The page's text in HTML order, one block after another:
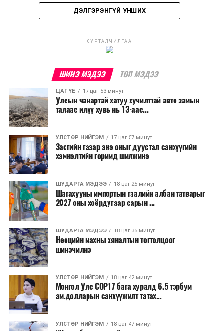
нутгийн өмнөд хэсгээр 34-39 хэм, бусад нутгаар 27-
32 хэм дулаан байна.
УЛААНБААТАР ХОТ ОРЧМООР:
үүлтэй. Бороо орохгүй. Салхи баруун
хойноос секундэд 4-9 метр. 27-29 хэм
дулаан байна.
БАГАНУУР ОРЧМООР:Багавтар үүлтэй.
Бороо орохгүй. Салхи баруун хойноос
секундэд 4-9 метр. 25-27 хэм дулаан
байна.
ТЭРЭЛЖ ОРЧМООР:Багавтар үүлтэй.
Бороо орохгүй. Салхи баруун хойноос
секундэд 4-9 метр. 25-27 хэм дулаан
байна.
2026 оны наймдугаар сарын 07-ноос
2026 оны наймдугаар сарын 11-нийг хүртэлх
цаг агаарын урьдчилсан төлөв
Наймдугаар сарын 7-нд баруун болон төвийн
аймгуудын нутгийн хойд хэсгээр, 8-нд баруун
аймгуудын нутгийн хойд хэсэг, төвийн
аймгуудын нутгийн зарим газраар, 9-нд баруун
аймгуудын нутгийн зүүн, говийн аймгуудын
нутгийн хойд, зүүн аймгуудын нутгийн баруун
ДЭЛГЭРЭНГҮЙ УНШИХ
СУРТАЛЧИЛГАА
ШИНЭ МЭДЭЭ ТОП МЭДЭЭ
ЦАГ ҮЕ 17 цаг 53 минут
Улсын чанартай хатуу хучилттай авто замын
талаас илүү хувь нь 13-аас...
УЛСТӨР НИЙГЭМ 17 цаг 57 минут
Засгийн газар энэ оныг дуустал санхүүгийн
хэмнэлтийн горимд шилжинэ
ШУДАРГА МЭДЭЭ 18 цаг 25 минут
Шатахууны импортын гаалийн албан татварыг
2027 оны хоёрдугаар сарын ...
ШУДАРГА МЭДЭЭ 18 цаг 35 минут
Нөөцийн махны хяналтын тогтолцоог
шинэчилнэ
УЛСТӨР НИЙГЭМ 18 цаг 42 минут
Монгол Улс COP17 бага хуралд 6.5 тэрбум
ам.долларын санхүүжилт татах...
УЛСТӨР НИЙГЭМ 18 цаг 47 минут